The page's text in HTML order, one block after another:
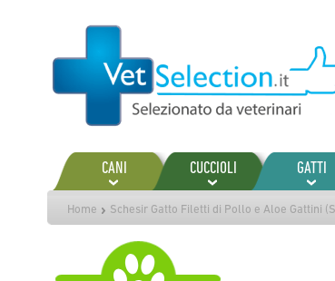
contenuto
CANI CUCCIOLI GATTI
Home Schesir Gatto Filetti di Pollo e Aloe Gattini